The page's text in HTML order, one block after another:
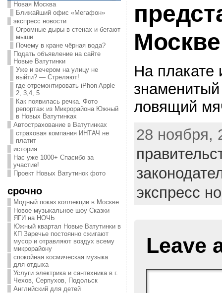
Новая Москва
Ближайший офис «Мегафон»
экспресс новости
Огромные дыры в стенах и бегают
мыши
Почему в кране чёрная вода?
Подать объявление на сайте
Новые Ватутинки
Уже и вечером на улицу не
выйти? — Стреляют!
где отремонтировать iPhon Apple
2, 3,4, 5
Как появилась речка. Фото
репортаж из Микрорайона Южный
в Новых Ватутинках
Автострахование в Ватутинках
страховая компания ИНТАЧ не
платит
история
Нас уже 1000+ Спасибо за
участие!
Проект Новых Ватутинок фото
срочно
Модный показ коллекции в Москве
Новое музыкальное шоу Сказки
ЯГИ на НОЧЬ
Южный квартал Новые Ватутинки в
КП Заречье постоянно сжигают
мусор и отравляют воздух всему
микрорайону
спокойная космическая музыка
для отдыха
Услуги электрика и сантехника в г.
Чехов, Серпухов, Подольск
Английский для детей
Москве
На плакате
ловящий
28 ноября,
экспресс
Leave